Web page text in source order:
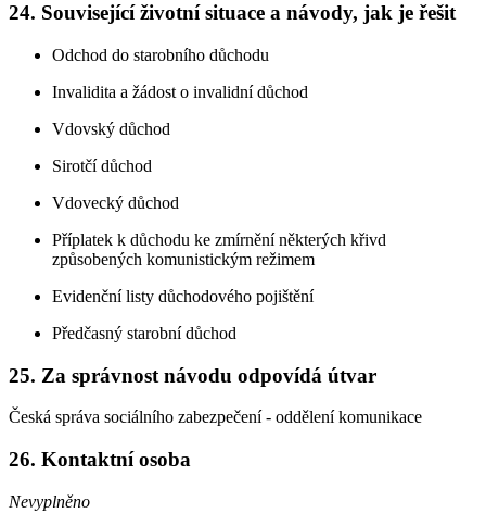
24. Související životní situace a návody, jak je řešit
Odchod do starobního důchodu
Invalidita a žádost o invalidní důchod
Vdovský důchod
Sirotčí důchod
Vdovecký důchod
Příplatek k důchodu ke zmírnění některých křivd
způsobených komunistickým režimem
Evidenční listy důchodového pojištění
Předčasný starobní důchod
25. Za správnost návodu odpovídá útvar
Česká správa sociálního zabezpečení - oddělení komunikace
26. Kontaktní osoba
Nevyplněno